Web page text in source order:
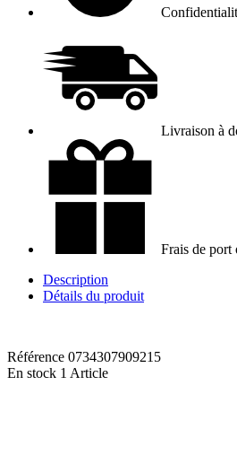
Livraison à
Frais de port
Description
Détails du produit
Référence 0734307909215
En stock 1 Article